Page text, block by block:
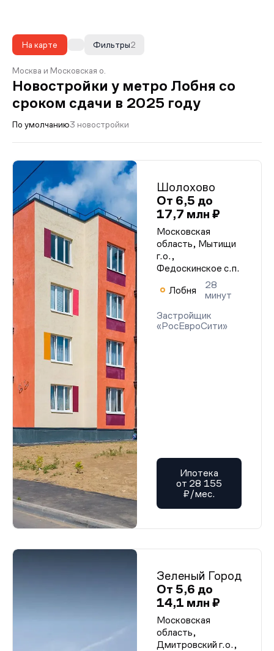
На карте 2
Фильтры
Москва и Московская о.
Новостройки у метро Лобня со
сроком сдачи в 2025 году
По умолчанию3 новостройки
Шолохово
От 6,5 до
17,7 млн ₽
Московская
область, Мытищи
г.о.,
Федоскинское с.п.
Лобня
28
минут
Застройщик
«РосЕвроСити»
Ипотека
от 28 155
₽/мес.
Зеленый Город
От 5,6 до
14,1 млн ₽
Московская
область,
Дмитровский г.о.,